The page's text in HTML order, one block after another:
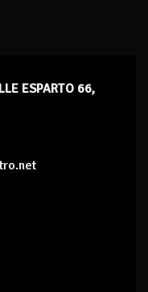
ESPARTO 66,